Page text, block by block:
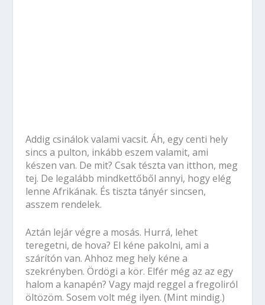
Addig csinálok valami vacsit. Áh, egy centi hely
sincs a pulton, inkább eszem valamit, ami
készen van. De mit? Csak tészta van itthon, meg
tej. De legalább mindkettőből annyi, hogy elég
lenne Afrikának. És tiszta tányér sincsen,
asszem rendelek.
Aztán lejár végre a mosás. Hurrá, lehet
teregetni, de hova? El kéne pakolni, ami a
szárítón van. Ahhoz meg hely kéne a
szekrényben. Ördögi a kör. Elfér még az az egy
halom a kanapén? Vagy majd reggel a fregoliról
öltözöm. Sosem volt még ilyen. (Mint mindig.)